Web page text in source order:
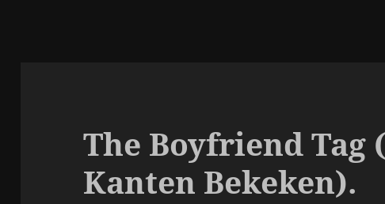
The Boyfriend Tag
Kanten Bekeken).